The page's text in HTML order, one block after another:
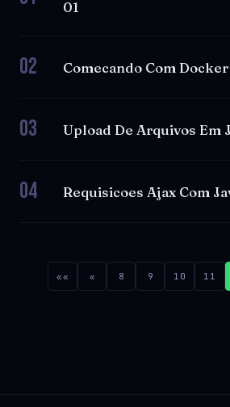
01
02 Comecando Com Docker
03 Upload De Arquivos Em
04 Requisicoes Ajax Com
«« « 8 9 10 11